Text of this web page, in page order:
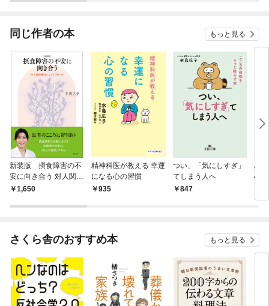
同じ作者の本 もっと見る
新装版 摂食障害の不
安に向き合う 対人関係
療法によるアプローチ
1,650
精神科医が教える 幸運
になる心の習慣
935
つい、「気にしすぎ」
てしまう人へ
847
ふ
心
さくら舎のおすすめ本 もっと見る